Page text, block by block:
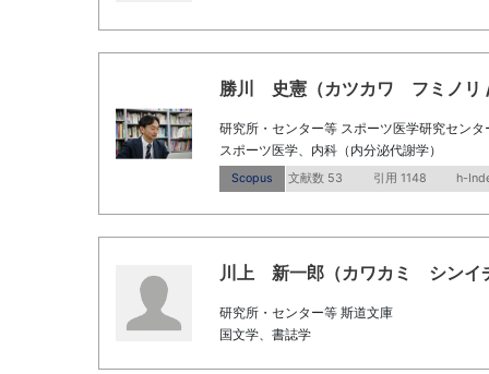
勝川 史憲（カツカワ フミノリ
研究所・センター等 スポーツ医学研究センタ
スポーツ医学、内科（内分泌代謝学）
Scopus 文献数 53 引用 1148 h-
川上 新一郎（カワカミ シンイ
研究所・センター等 斯道文庫
国文学、書誌学